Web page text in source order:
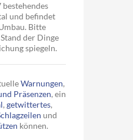
und befindet
Bitte
der Dinge
spiegeln.
Warnungen,
Präsenzen, ein
, getwittertes,
und
können.